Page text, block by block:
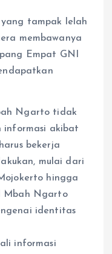
tampak lelah
membawanya
Empat GNI
Ngarto tidak
informasi akibat
bekerja
mulai dari
hingga
Mbah Ngarto
identitas
informasi